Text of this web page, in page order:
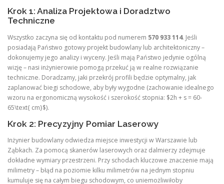
Krok 1: Analiza Projektowa i Doradztwo
Techniczne
Wszystko zaczyna się od kontaktu pod numerem 570 933 114. Jeśli
posiadają Państwo gotowy projekt budowlany lub architektoniczny –
dokonujemy jego analizy i wyceny. Jeśli mają Państwo jedynie ogólną
wizję – nasi inżynierowie pomogą przekuć ją w realne rozwiązanie
techniczne. Doradzamy, jaki przekrój profili będzie optymalny, jak
zaplanować biegi schodowe, aby były wygodne (zachowanie idealnego
wzoru na ergonomiczną wysokość i szerokość stopnia: $2h + s = 60-
65\text{ cm}$).
Krok 2: Precyzyjny Pomiar Laserowy
Inżynier budowlany odwiedza miejsce inwestycji w Warszawie lub
Ząbkach. Za pomocą skanerów laserowych oraz dalmierzy zdejmuje
dokładne wymiary przestrzeni. Przy schodach kluczowe znaczenie mają
milimetry – błąd na poziomie kilku milimetrów na jednym stopniu
kumuluje się na całym biegu schodowym, co uniemożliwiłoby